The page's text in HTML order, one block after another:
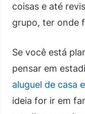
coisas e até
grupo, ter onde
Se você está
pensar em
aluguel de casa
ideia for ir em